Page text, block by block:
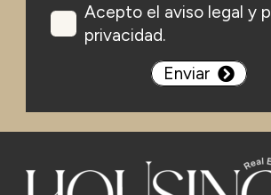
Acepto el aviso legal y
privacidad.
Enviar